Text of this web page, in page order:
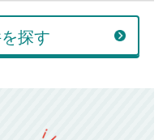
万円
ン計算結果
探す